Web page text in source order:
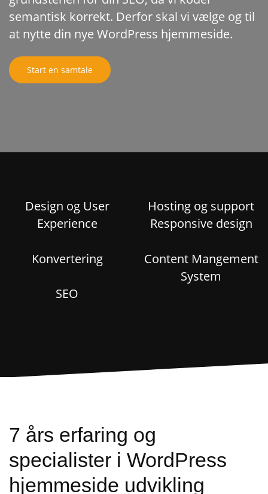
semantisk korrekt. Derfor skal vi vælge og til
at nytte din nye WordPress hjemmeside.
Start en samtale
Design og User
Experience
Hosting og support
Responsive design
Konvertering
Content Mangement
System
SEO
7 års erfaring og
specialister i WordPress
hjemmeside udvikling